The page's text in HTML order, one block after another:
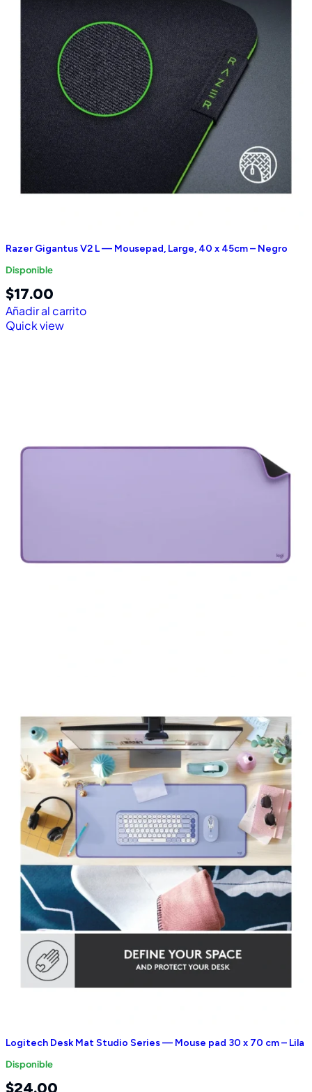
Razer Gigantus V2 L — Mousepad, Large, 40 x 45cm – Negro
Disponible
$17.00
Añadir al carrito
Quick view
Logitech Desk Mat Studio Series — Mouse pad 30 x 70 cm – Lila
Disponible
$24.00